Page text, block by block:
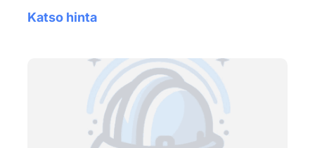
Katso hinta